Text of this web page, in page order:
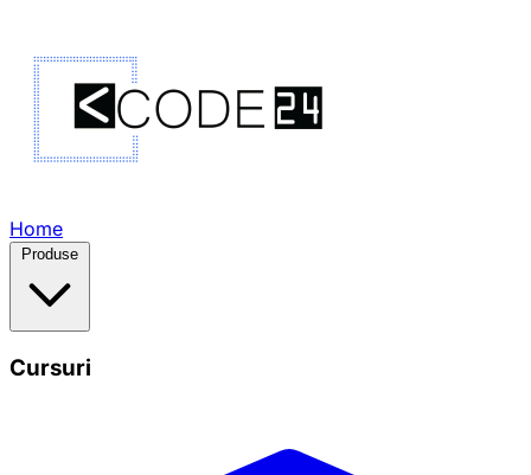
Home
Produse
Cursuri